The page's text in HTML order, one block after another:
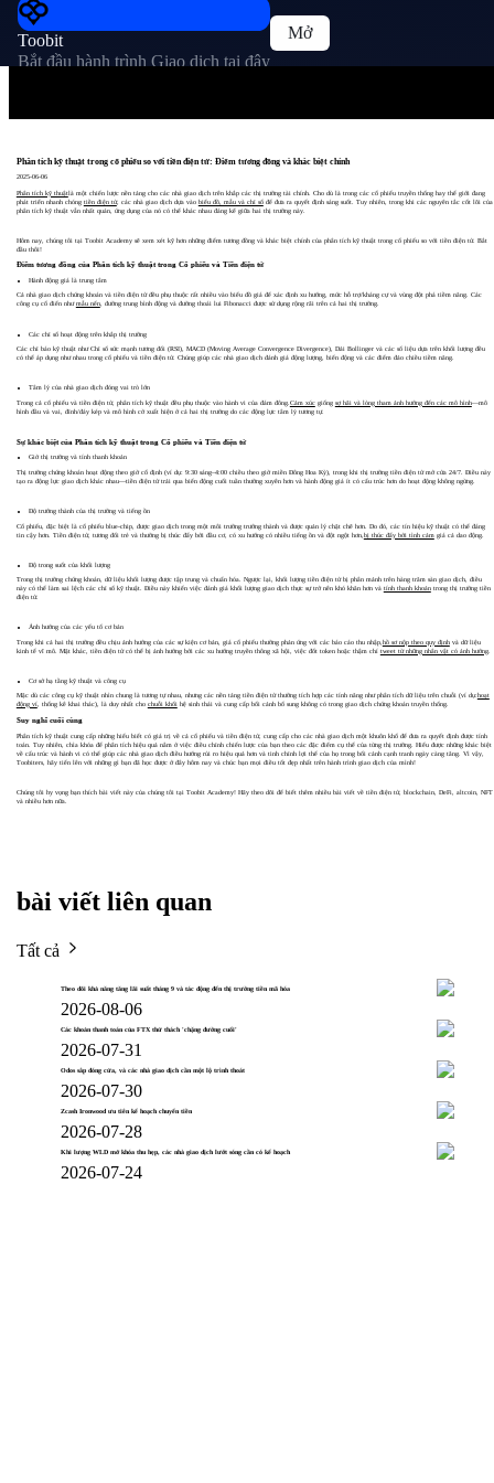
Toobit
Bắt đầu hành trình Giao dịch tại đây
Mở
Phân tích kỹ thuật trong cổ phiếu so với tiền điện tử: Điểm tương đồng và khác biệt chính
2025-06-06
Phân tích kỹ thuậtlà một chiến lược nền tảng cho các nhà giao dịch trên khắp các thị trường tài chính. Cho dù là trong các cổ phiếu truyền thống hay thế giới đang
phát triển nhanh chóng tiền điện tử, các nhà giao dịch dựa vào biểu đồ, mẫu và chỉ sốđể đưa ra quyết định sáng suốt. Tuy nhiên, trong khi các nguyên tắc cốt lõi của
phân tích kỹ thuật vẫn nhất quán, ứng dụng của nó có thể khác nhau đáng kể giữa hai thị trường này.
Hôm nay, chúng tôi tại Toobit Academy sẽ xem xét kỹ hơn những điểm tương đồng và khác biệt chính của phân tích kỹ thuật trong cổ phiếu so với tiền điện tử. Bắt
đầu thôi!
Điểm tương đồng của Phân tích kỹ thuật trong Cổ phiếu và Tiền điện tử
Hành động giá là trung tâm
Cả nhà giao dịch chứng khoán và tiền điện tử đều phụ thuộc rất nhiều vào biểu đồ giá để xác định xu hướng, mức hỗ trợ/kháng cự và vùng đột phá tiềm năng. Các
công cụ cổ điển nhưmẫu nến, đường trung bình động và đường thoái lui Fibonacci được sử dụng rộng rãi trên cả hai thị trường.
Các chỉ số hoạt động trên khắp thị trường
Các chỉ báo kỹ thuật như Chỉ số sức mạnh tương đối (RSI), MACD (Moving Average Convergence Divergence), Dải Bollinger và các số liệu dựa trên khối lượng đều
có thể áp dụng như nhau trong cổ phiếu và tiền điện tử. Chúng giúp các nhà giao dịch đánh giá động lượng, biến động và các điểm đảo chiều tiềm năng.
Tâm lý của nhà giao dịch đóng vai trò lớn
Trong cả cổ phiếu và tiền điện tử, phân tích kỹ thuật đều phụ thuộc vào hành vi của đám đông. Cảm xúcgiống sợ hãi và lòng tham ảnh hưởng đến các mô hình—mô
hình đầu và vai, đỉnh/đáy kép và mô hình cờ xuất hiện ở cả hai thị trường do các động lực tâm lý tương tự.
Sự khác biệt của Phân tích kỹ thuật trong Cổ phiếu và Tiền điện tử
Giờ thị trường và tính thanh khoản
Thị trường chứng khoán hoạt động theo giờ cố định (ví dụ: 9:30 sáng–4:00 chiều theo giờ miền Đông Hoa Kỳ), trong khi thị trường tiền điện tử mở cửa 24/7. Điều này
tạo ra động lực giao dịch khác nhau—tiền điện tử trải qua biến động cuối tuần thường xuyên hơn và hành động giá ít có cấu trúc hơn do hoạt động không ngừng.
Độ trưởng thành của thị trường và tiếng ồn
Cổ phiếu, đặc biệt là cổ phiếu blue-chip, được giao dịch trong một môi trường trưởng thành và được quản lý chặt chẽ hơn. Do đó, các tín hiệu kỹ thuật có thể đáng
tin cậy hơn. Tiền điện tử, tương đối trẻ và thường bị thúc đẩy bởi đầu cơ, có xu hướng có nhiều tiếng ồn và đột ngột hơn, bị thúc đẩy bởi tình cảmgiá cả dao động.
Độ trong suốt của khối lượng
Trong thị trường chứng khoán, dữ liệu khối lượng được tập trung và chuẩn hóa. Ngược lại, khối lượng tiền điện tử bị phân mảnh trên hàng trăm sàn giao dịch, điều
này có thể làm sai lệch các chỉ số kỹ thuật. Điều này khiến việc đánh giá khối lượng giao dịch thực sự trở nên khó khăn hơn và tính thanh khoảntrong thị trường tiền
điện tử.
Ảnh hưởng của các yếu tố cơ bản
Trong khi cả hai thị trường đều chịu ảnh hưởng của các sự kiện cơ bản, giá cổ phiếu thường phản ứng với các báo cáo thu nhập, hồ sơ nộp theo quy địnhvà dữ liệu
kinh tế vĩ mô. Mặt khác, tiền điện tử có thể bị ảnh hưởng bởi các xu hướng truyền thông xã hội, việc đốt token hoặc thậm chí tweet từ những nhân vật có ảnh hưởng.
Cơ sở hạ tầng kỹ thuật và công cụ
Mặc dù các công cụ kỹ thuật nhìn chung là tương tự nhau, nhưng các nền tảng tiền điện tử thường tích hợp các tính năng như phân tích dữ liệu trên chuỗi (ví dụ: hoạt
động ví, thống kê khai thác), là duy nhất cho chuỗi khốihệ sinh thái và cung cấp bối cảnh bổ sung không có trong giao dịch chứng khoán truyền thống.
Suy nghĩ cuối cùng
Phân tích kỹ thuật cung cấp những hiểu biết có giá trị về cả cổ phiếu và tiền điện tử, cung cấp cho các nhà giao dịch một khuôn khổ để đưa ra quyết định được tính
toán. Tuy nhiên, chìa khóa để phân tích hiệu quả nằm ở việc điều chỉnh chiến lược của bạn theo các đặc điểm cụ thể của từng thị trường. Hiểu được những khác biệt
về cấu trúc và hành vi có thể giúp các nhà giao dịch điều hướng rủi ro hiệu quả hơn và tinh chỉnh lợi thế của họ trong bối cảnh cạnh tranh ngày càng tăng. Vì vậy,
Toobiters, hãy tiến lên với những gì bạn đã học được ở đây hôm nay và chúc bạn mọi điều tốt đẹp nhất trên hành trình giao dịch của mình!
Chúng tôi hy vọng bạn thích bài viết này của chúng tôi tại Toobit Academy! Hãy theo dõi để biết thêm nhiều bài viết về tiền điện tử, blockchain, DeFi, altcoin, NFT
và nhiều hơn nữa.
bài viết liên quan
Tất cả
Theo dõi khả năng tăng lãi suất tháng 9 và tác động đến thị trường tiền mã hóa
2026-08-06
Các khoản thanh toán của FTX thử thách 'chặng đường cuối'
2026-07-31
Odos sắp đóng cửa, và các nhà giao dịch cần một lộ trình thoát
2026-07-30
Zcash Ironwood ưu tiên kế hoạch chuyển tiền
2026-07-28
Khi lượng WLD mở khóa thu hẹp, các nhà giao dịch lướt sóng cần có kế hoạch
2026-07-24